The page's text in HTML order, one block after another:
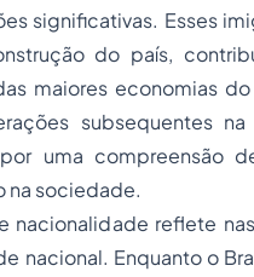
significativas. Esses
do país,
maiores economias
subsequentes
uma compreensão
na sociedade.
nacionalidade reflete
nacional. Enquanto o